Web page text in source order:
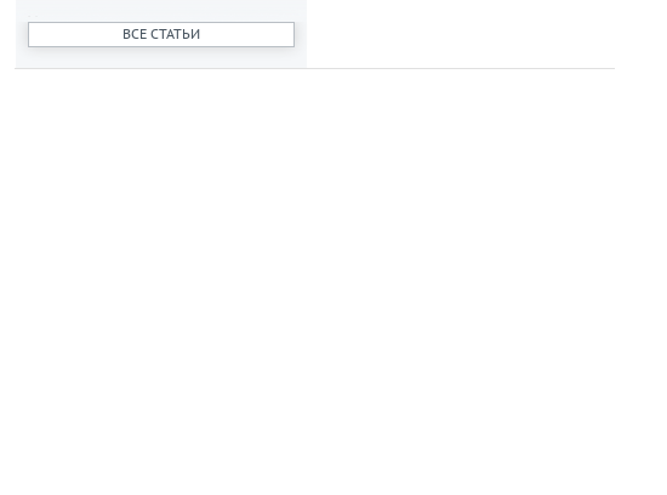
Увеличилось количество исков о
возврате коррупционных средств в
21:34
ВСЕ СТАТЬИ